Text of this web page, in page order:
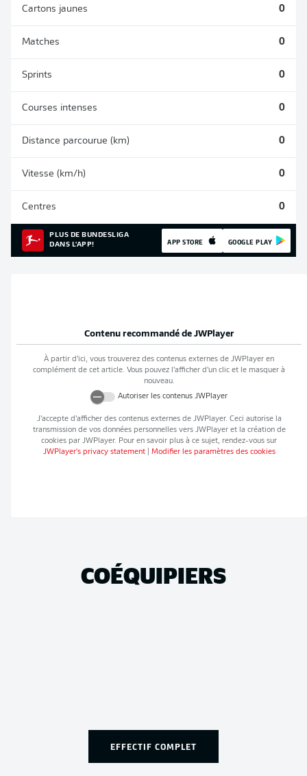
Cartons jaunes 0
Matches 0
Sprints 0
Courses intenses 0
Distance parcourue (km) 0
Vitesse (km/h) 0
Centres 0
PLUS DE BUNDESLIGA
DANS L'APP!
APP STORE GOOGLE PLAY
Contenu recommandé de JWPlayer
À partir d’ici, vous trouverez des contenus externes de JWPlayer en
complément de cet article. Vous pouvez l’afficher d’un clic et le masquer à
nouveau.
Autoriser les contenus JWPlayer
J’accepte d’afficher des contenus externes de JWPlayer. Ceci autorise la
transmission de vos données personnelles vers JWPlayeret la création de
cookies par JWPlayer. Pour en savoir plus à ce sujet, rendez-vous sur
JWPlayer's privacy statement| Modifier les paramètres des cookies
COÉQUIPIERS
EFFECTIF COMPLET